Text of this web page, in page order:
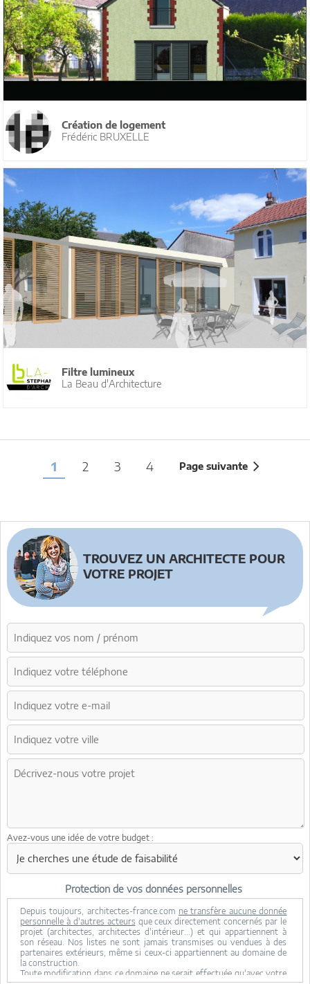
Création de logement
Frédéric BRUXELLE
Filtre lumineux
La Beau d'Architecture
1 2 3 4 Page suivante
TROUVEZ UN ARCHITECTE POUR
VOTRE PROJET
Avez-vous une idée de votre budget :
Protection de vos données personnelles
Depuis toujours, architectes-france.com ne transfère aucune donnée
personnelle à d'autres acteurs que ceux directement concernés par le
projet (architectes, architectes d'intérieur...) et qui appartiennent à
son réseau. Nos listes ne sont jamais transmises ou vendues à des
partenaires extérieurs, même si ceux-ci appartiennent au domaine de
la construction.
Toute modification dans ce domaine ne serait effectuée qu'avec votre